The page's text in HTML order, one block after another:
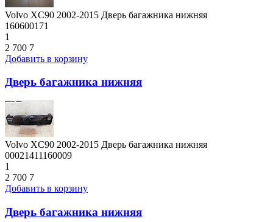
Volvo XC90 2002-2015 Дверь багажника нижняя
160600171
1
2 700 7
Добавить в корзину
Дверь багажника нижняя
Volvo XC90 2002-2015 Дверь багажника нижняя
00021411160009
1
2 700 7
Добавить в корзину
Дверь багажника нижняя